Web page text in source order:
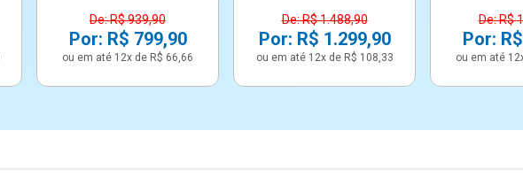
De: R$ 939,90
Por: R$ 799,90
ou em até 12x de R$ 66,66
De: R$ 1.488,90
Por: R$ 1.299,90
ou em até 12x de R$ 108,33
De: R$
Por:
ou em até